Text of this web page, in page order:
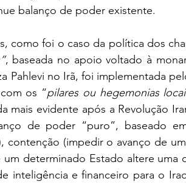
balanço de poder existente.
como foi o caso da política dos
, baseada no apoio voltado à
Pahlevi no Irã, foi implementada
os “pilares ou hegemonias
mais evidente após a Revolução
de poder “puro”, baseado
(impedir o avanço de
determinado Estado altere uma
inteligência e financeiro para o